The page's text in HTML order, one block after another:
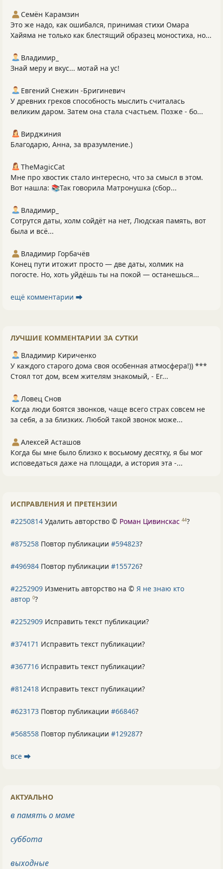
Семён Карамзин
Это же надо, как ошибался, принимая стихи Омара
Хайяма не только как блестящий образец моностиха, но...
Владимир_
Знай меру и вкус... мотай на ус!
Евгений Снежин -Бригиневич
У древних греков способность мыслить считалась
великим даром. Затем она стала счастьем. Позже - бо...
Вирджиния
Благодарю, Анна, за вразумление.)
TheMagicCat
Мне про хвостик стало интересно, что за смысл в этом.
Вот нашла: 📚Так говорила Матронушка (сбор...
Владимир_
Сотрутся даты, холм сойдёт на нет, Людская память, вот
была и всё...
Владимир Горбачёв
Конец пути итожит просто — две даты, холмик на
погосте. Но, хоть уйдёшь ты на покой — останешься...
ещё комментарии ⮕
ЛУЧШИЕ КОММЕНТАРИИ ЗА СУТКИ
Владимир Кириченко
У каждого старого дома своя особенная атмосфера!)) ***
Стоял тот дом, всем жителям знакомый, - Ег...
Ловец Снов
Когда люди боятся звонков, чаще всего страх совсем не
за себя, а за близких. Любой такой звонок може...
Алексей Асташов
Когда бы мне было близко к восьмому десятку, я бы мог
исповедаться даже на площади, а история эта -...
ИСПРАВЛЕНИЯ И ПРЕТЕНЗИИ
#2250814 Удалить авторство © Роман Цивинскас 44?
#875258 Повтор публикации #594823?
#496984 Повтор публикации #155726?
#2252909 Изменить авторство на © Я не знаю кто
автор 0?
#2252909 Исправить текст публикации?
#374171 Исправить текст публикации?
#367716 Исправить текст публикации?
#812418 Исправить текст публикации?
#623173 Повтор публикации #66846?
#568558 Повтор публикации #129287?
все ⮕
АКТУАЛЬНО
в память о маме
суббота
выходные